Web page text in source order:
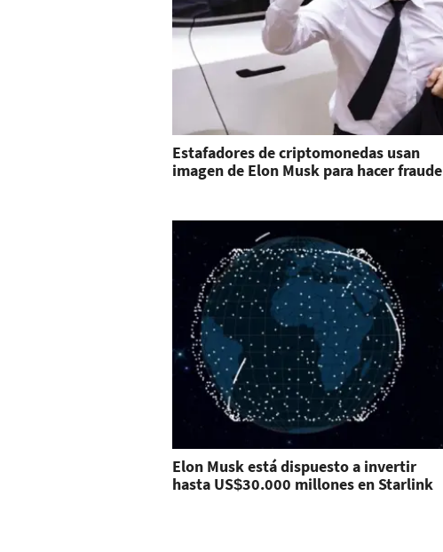
Estafadores de criptomonedas usan
imagen de Elon Musk para hacer fraude
Elon Musk está dispuesto a invertir
hasta US$30.000 millones en Starlink